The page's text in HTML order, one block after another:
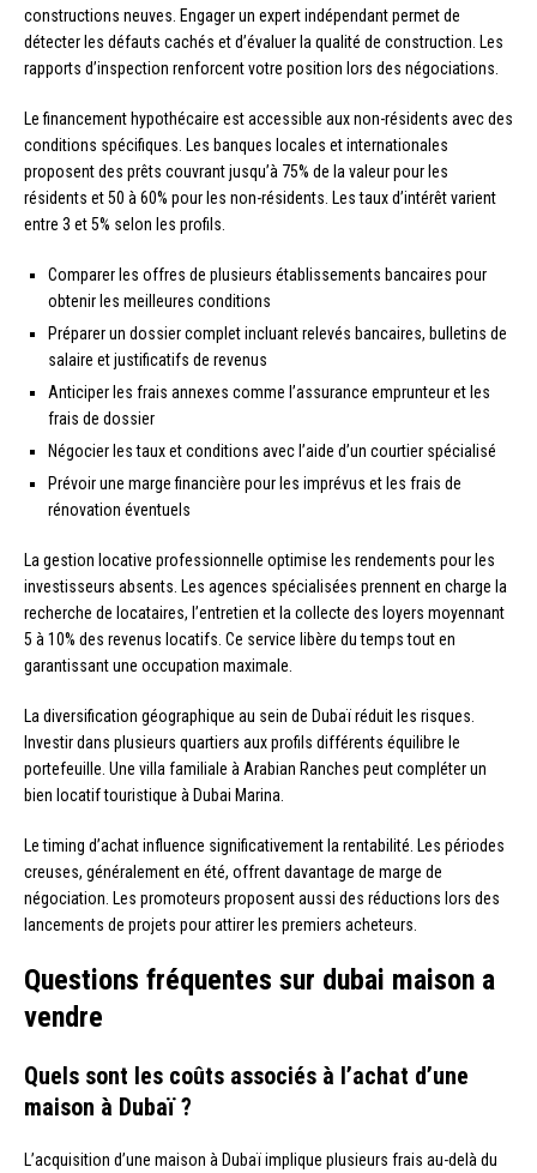
constructions neuves. Engager un expert indépendant permet de
détecter les défauts cachés et d’évaluer la qualité de construction. Les
rapports d’inspection renforcent votre position lors des négociations.
Le financement hypothécaire est accessible aux non-résidents avec des
conditions spécifiques. Les banques locales et internationales
proposent des prêts couvrant jusqu’à 75% de la valeur pour les
résidents et 50 à 60% pour les non-résidents. Les taux d’intérêt varient
entre 3 et 5% selon les profils.
Comparer les offres de plusieurs établissements bancaires pour
obtenir les meilleures conditions
Préparer un dossier complet incluant relevés bancaires, bulletins de
salaire et justificatifs de revenus
Anticiper les frais annexes comme l’assurance emprunteur et les
frais de dossier
Négocier les taux et conditions avec l’aide d’un courtier spécialisé
Prévoir une marge financière pour les imprévus et les frais de
rénovation éventuels
La gestion locative professionnelle optimise les rendements pour les
investisseurs absents. Les agences spécialisées prennent en charge la
recherche de locataires, l’entretien et la collecte des loyers moyennant
5 à 10% des revenus locatifs. Ce service libère du temps tout en
garantissant une occupation maximale.
La diversification géographique au sein de Dubaï réduit les risques.
Investir dans plusieurs quartiers aux profils différents équilibre le
portefeuille. Une villa familiale à Arabian Ranches peut compléter un
bien locatif touristique à Dubai Marina.
Le timing d’achat influence significativement la rentabilité. Les périodes
creuses, généralement en été, offrent davantage de marge de
négociation. Les promoteurs proposent aussi des réductions lors des
lancements de projets pour attirer les premiers acheteurs.
Questions fréquentes sur dubai maison a
vendre
Quels sont les coûts associés à l’achat d’une
maison à Dubaï ?
L’acquisition d’une maison à Dubaï implique plusieurs frais au-delà du